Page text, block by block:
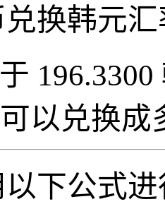
换韩元
以兑换成
下公式